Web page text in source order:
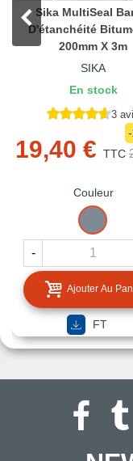
Sika MultiSeal
D'étanchéité
200mm X 3m
SIKA
En stock
3
19,40 € TTC
Couleur
GRIS
-
Ajouter Au
FT